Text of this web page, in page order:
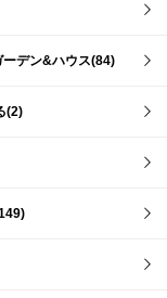
デン&ハウス(84)
(2)